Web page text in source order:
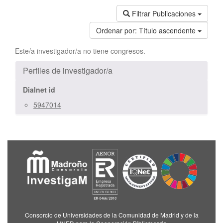
Filtrar Publicaciones
Ordenar por: Título ascendente
Este/a investigador/a no tiene congresos.
Perfiles de investigador/a
Dialnet id
5947014
Consorcio de Universidades de la Comunidad de Madrid y de la